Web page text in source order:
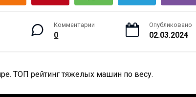
Комментарии
0
Опубликовано
02.03.2024